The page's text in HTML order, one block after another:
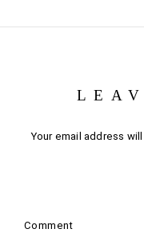
Your email address
Comment